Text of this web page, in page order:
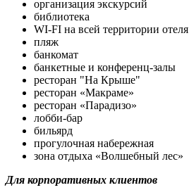
организация экскурсий
библиотека
WI-FI на всей территории отеля
пляж
банкомат
банкетные и конференц-залы
ресторан "На Крыше"
ресторан «Макраме»
ресторан «Парадизо»
лобби-бар
бильярд
прогулочная набережная
зона отдыха «Волшебный лес»
Для корпоративных клиентов